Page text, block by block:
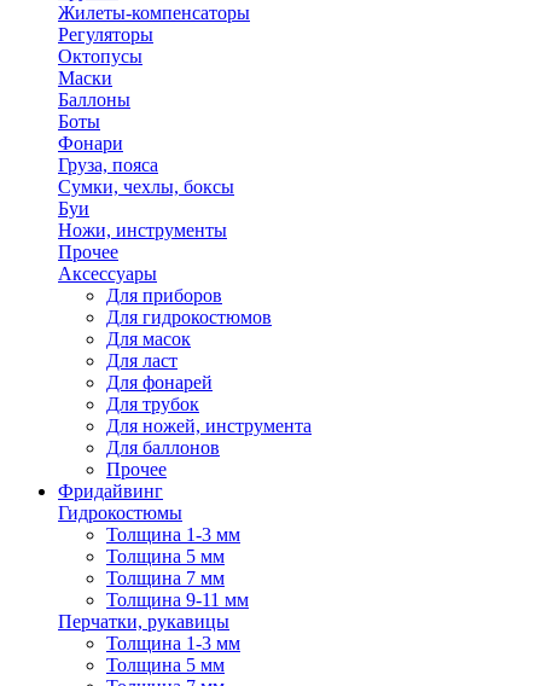
Жилеты-компенсаторы
Регуляторы
Октопусы
Маски
Баллоны
Боты
Фонари
Груза, пояса
Сумки, чехлы, боксы
Буи
Ножи, инструменты
Прочее
Аксессуары
Для приборов
Для гидрокостюмов
Для масок
Для ласт
Для фонарей
Для трубок
Для ножей, инструмента
Для баллонов
Прочее
Фридайвинг
Гидрокостюмы
Толщина 1-3 мм
Толщина 5 мм
Толщина 7 мм
Толщина 9-11 мм
Перчатки, рукавицы
Толщина 1-3 мм
Толщина 5 мм